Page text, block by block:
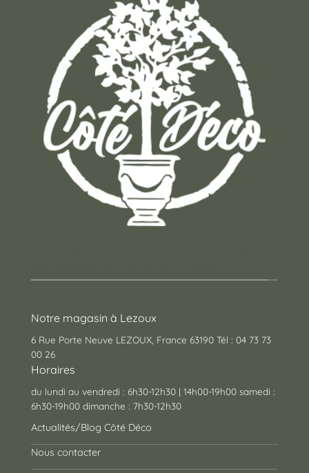
Notre magasin à Lezoux
6 Rue Porte Neuve LEZOUX, France 63190 Tél : 04 73 73
00 26
Horaires
du lundi au vendredi : 6h30-12h30 | 14h00-19h00 samedi :
6h30-19h00 dimanche : 7h30-12h30
Actualités/Blog Côté Déco
Nous contacter